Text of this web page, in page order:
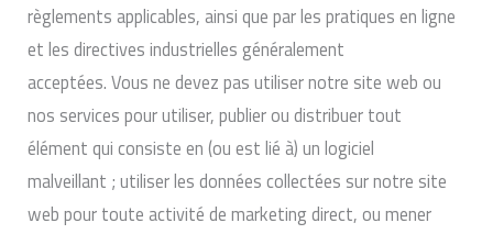
règlements applicables, ainsi que par les pratiques en ligne
et les directives industrielles généralement
acceptées. Vous ne devez pas utiliser notre site web ou
nos services pour utiliser, publier ou distribuer tout
élément qui consiste en (ou est lié à) un logiciel
malveillant ; utiliser les données collectées sur notre site
web pour toute activité de marketing direct, ou mener